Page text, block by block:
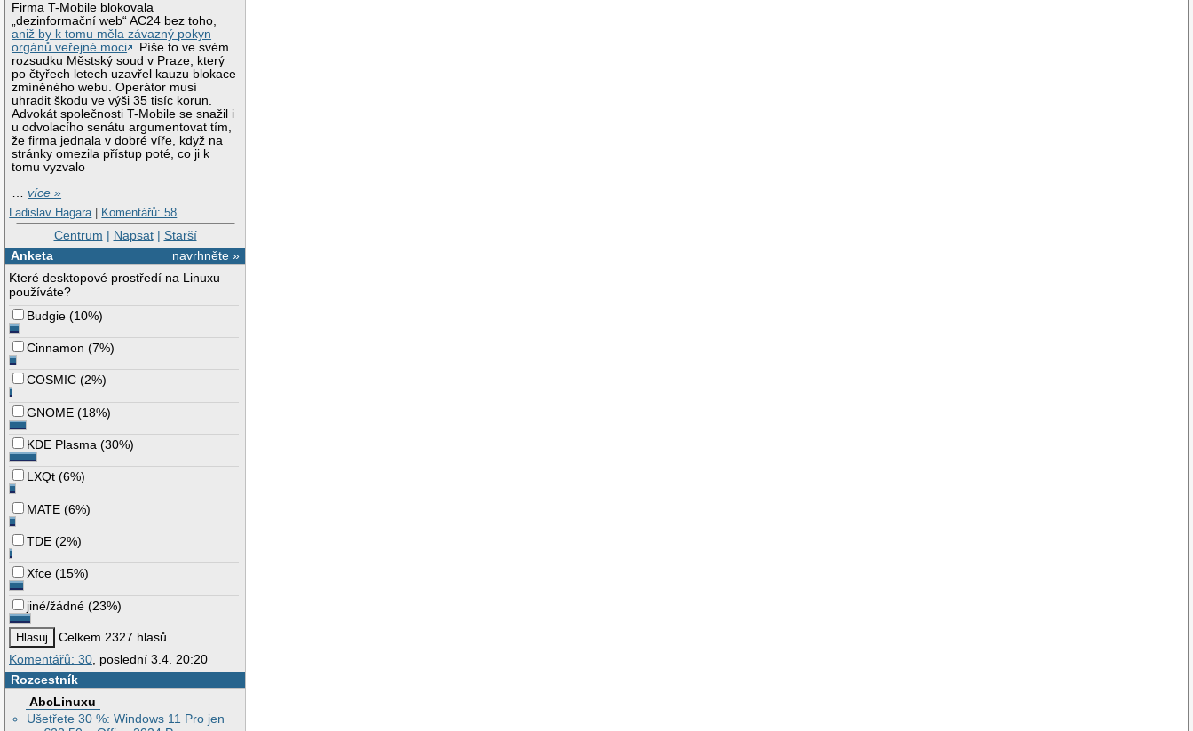
Firma T-Mobile blokovala
„dezinformační web“ AC24 bez toho,
aniž by k tomu měla závazný pokyn
orgánů veřejné moci . Píše to ve svém
rozsudku Městský soud v Praze, který
po čtyřech letech uzavřel kauzu blokace
zmíněného webu. Operátor musí
uhradit škodu ve výši 35 tisíc korun.
Advokát společnosti T-Mobile se snažil i
u odvolacího senátu argumentovat tím,
že firma jednala v dobré víře, když na
stránky omezila přístup poté, co ji k
tomu vyzvalo
…více »
Ladislav Hagara | Komentářů: 58
Centrum | Napsat| Starší
navrhněte »
Anketa
Které desktopové prostředí na Linuxu
používáte?
Budgie (10%)
Cinnamon (7%)
COSMIC (2%)
GNOME (18%)
KDE Plasma (30%)
LXQt (6%)
MATE (6%)
TDE (2%)
Xfce (15%)
jiné/žádné (23%)
Celkem 2327 hlasů
Komentářů: 30, poslední 3.4. 20:20
Rozcestník
AbcLinuxu
Ušetřete 30 %: Windows 11 Pro jen